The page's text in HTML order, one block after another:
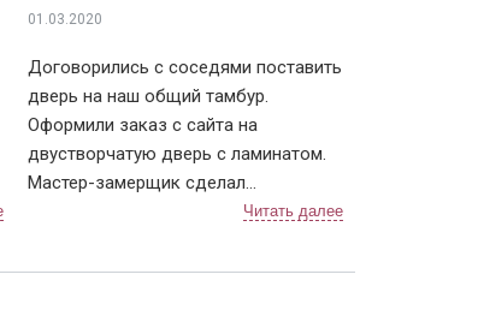
01.03.2020
Договорились с соседями поставить
дверь на наш общий тамбур.
Оформили заказ с сайта на
двустворчатую дверь с ламинатом.
Мастер-замерщик сделал
предварительные подсчеты, с ним
изготавливали чуть больше недели, с